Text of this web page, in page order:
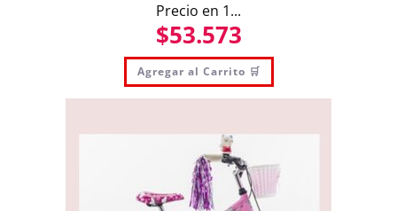
Precio en 1...
$53.573
Agregar al Carrito 🛒